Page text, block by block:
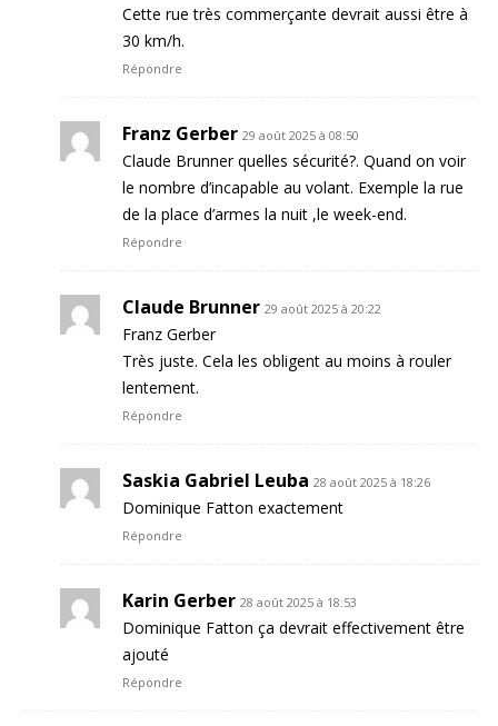
Cette rue très commerçante devrait aussi être à
30 km/h.
Répondre
Franz Gerber 29 août 2025 à 08:50
Claude Brunner quelles sécurité?. Quand on voir
le nombre d’incapable au volant. Exemple la rue
de la place d’armes la nuit ,le week-end.
Répondre
Claude Brunner 29 août 2025 à 20:22
Franz Gerber
Très juste. Cela les obligent au moins à rouler
lentement.
Répondre
Saskia Gabriel Leuba 28 août 2025 à 18:26
Dominique Fatton exactement
Répondre
Karin Gerber 28 août 2025 à 18:53
Dominique Fatton ça devrait effectivement être
ajouté
Répondre